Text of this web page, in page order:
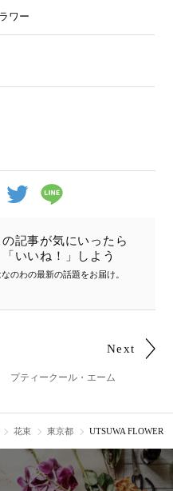
ワー
の記事が気にいったら
「いいね！」しよう
なのわの最新の話題をお届け
Next
プティークール・エーム
花束 東京都 UTSUWA FLOWER